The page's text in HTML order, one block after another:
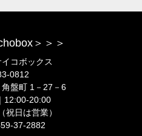
＞＞＞
コボックス
0812
盤町 1－27－6
12:00-20:00
祝日は営業）
37-2882